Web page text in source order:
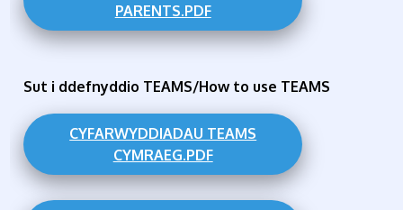
PARENTS.PDF
Sut i ddefnyddio TEAMS/How to use TEAMS
CYFARWYDDIADAU TEAMS
CYMRAEG.PDF